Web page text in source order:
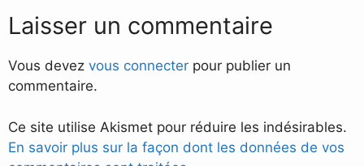
Laisser un commentaire
Vous devez vous connecter pour publier un
commentaire.
Ce site utilise Akismet pour réduire les indésirables.
En savoir plus sur la façon dont les données de vos